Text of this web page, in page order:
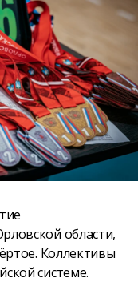
области,
Коллективы
системе.